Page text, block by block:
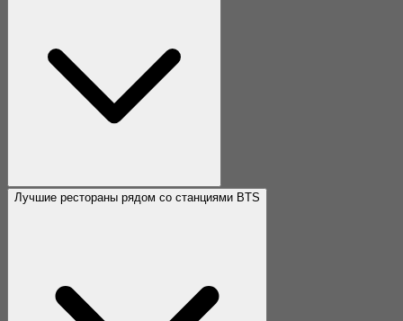
Лучшие рестораны рядом со станциями BTS